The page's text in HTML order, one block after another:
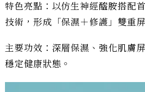
特色亮點：以仿生神經醯胺搭配
技術，形成「保濕＋修護」雙重
主要功效：深層保濕、強化肌膚
穩定健康狀態。